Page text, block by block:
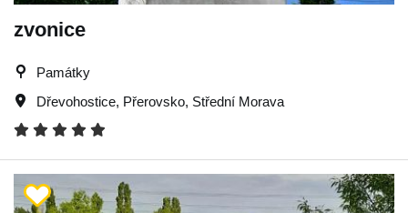
zvonice
Památky
Dřevohostice, Přerovsko, Střední Morava